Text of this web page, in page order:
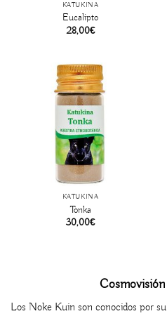
KATUKINA
Eucalipto
28,00€
KATUKINA
Tonka
30,00€
Los Noke Kuin son conocidos por